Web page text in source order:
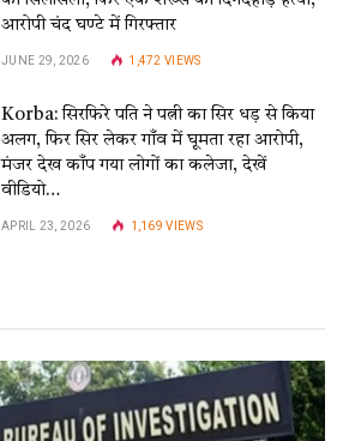
आरोपी चंद घण्टे में गिरफ्तार
JUNE 29, 2026 1,472VIEWS
Korba: सिरफिरे पति ने पत्नी का सिर धड़ से किया
अलग, फिर सिर लेकर गाँव में घूमता रहा आरोपी,
मंजर देख काँप गया लोगों का कलेजा, देखें
वीडियो…
APRIL 23, 2026 1,169VIEWS